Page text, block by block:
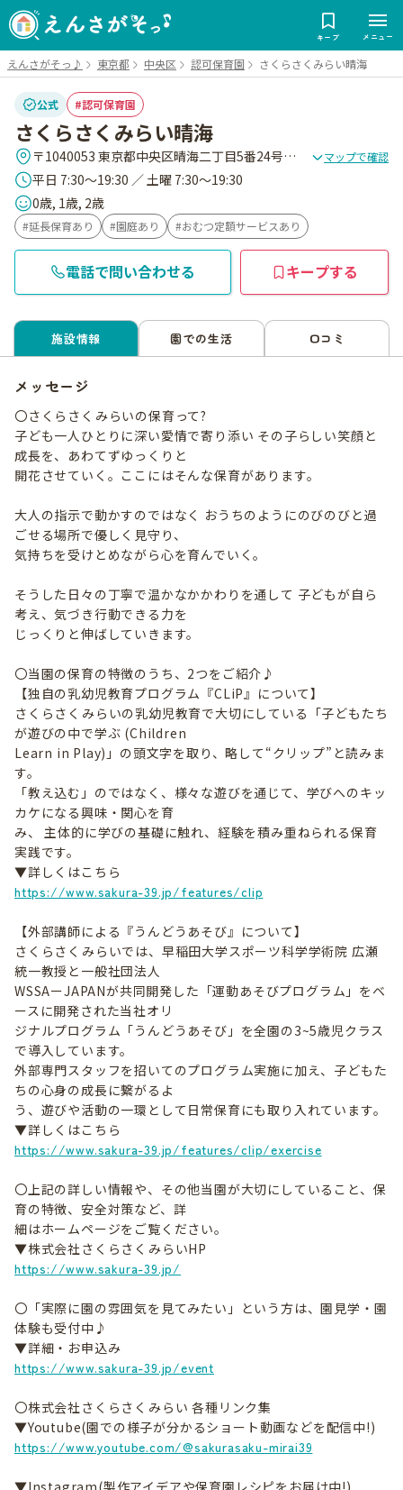
キープ メニュー
えんさがそっ♪ 東京都 中央区 認可保育園 さくらさくみらい晴海
公式 認可保育園
さくらさくみらい晴海
〒1040053 東京都中央区晴海二丁目5番24号晴海センタ-ビル1階 マップで確認
平日 7:30～19:30 ／ 土曜 7:30～19:30
0歳, 1歳, 2歳
延長保育あり 園庭あり おむつ定額サービスあり
電話で問い合わせる キープする
施設情報 園での生活 口コミ
メッセージ
〇さくらさくみらいの保育って?
子ども一人ひとりに深い愛情で寄り添い その子らしい笑顔と
成長を、あわてずゆっくりと
開花させていく。ここにはそんな保育があります。
大人の指示で動かすのではなく おうちのようにのびのびと過
ごせる場所で優しく見守り、
気持ちを受けとめながら心を育んでいく。
そうした日々の丁寧で温かなかかわりを通して 子どもが自ら
考え、気づき行動できる力を
じっくりと伸ばしていきます。
〇当園の保育の特徴のうち、2つをご紹介♪
【独自の乳幼児教育プログラム『CLiP』について】
さくらさくみらいの乳幼児教育で大切にしている「子どもたち
が遊びの中で学ぶ (Children
Learn in Play)」の頭文字を取り、略して“クリップ”と読みま
す。
「教え込む」のではなく、様々な遊びを通じて、学びへのキッ
カケになる興味・関心を育
み、 主体的に学びの基礎に触れ、経験を積み重ねられる保育
実践です。
▼詳しくはこちら
https://www.sakura-39.jp/features/clip
【外部講師による『うんどうあそび』について】
さくらさくみらいでは、早稲田大学スポーツ科学学術院 広瀬
統一教授と一般社団法人
WSSAーJAPANが共同開発した「運動あそびプログラム」をベ
ースに開発された当社オリ
ジナルプログラム「うんどうあそび」を全園の3~5歳児クラス
で導入しています。
外部専門スタッフを招いてのプログラム実施に加え、子どもた
ちの心身の成長に繋がるよ
う、遊びや活動の一環として日常保育にも取り入れています。
▼詳しくはこちら
https://www.sakura-39.jp/features/clip/exercise
〇上記の詳しい情報や、その他当園が大切にしていること、保
育の特徴、安全対策など、詳
細はホームページをご覧ください。
▼株式会社さくらさくみらいHP
https://www.sakura-39.jp/
〇「実際に園の雰囲気を見てみたい」という方は、園見学・園
体験も受付中♪
▼詳細・お申込み
https://www.sakura-39.jp/event
〇株式会社さくらさくみらい 各種リンク集
▼Youtube(園での様子が分かるショート動画などを配信中!)
https://www.youtube.com/@sakurasaku-mirai39
▼Instagram(製作アイデアや保育園レシピをお届け中!)